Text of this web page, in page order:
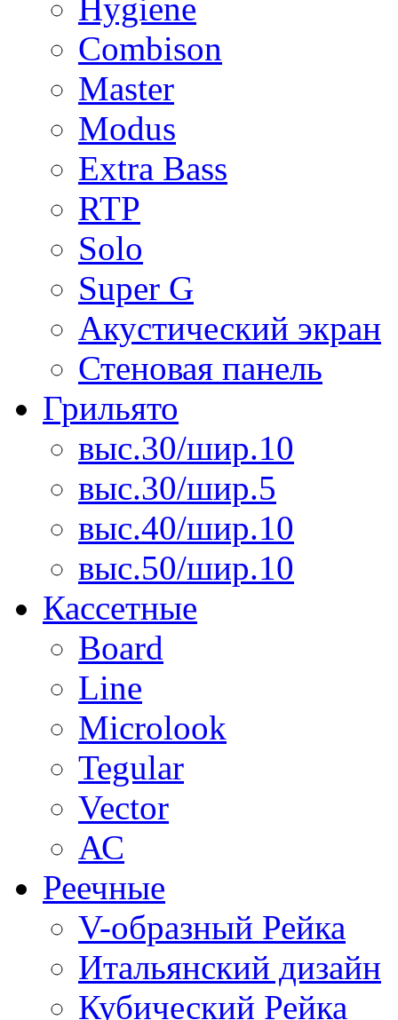
Hygiene
Combison
Master
Modus
Extra Bass
RTP
Solo
Super G
Акустический экран
Стеновая панель
Грильято
выс.30/шир.10
выс.30/шир.5
выс.40/шир.10
выс.50/шир.10
Кассетные
Board
Line
Microlook
Tegular
Vector
АС
Реечные
V-образный Рейка
Итальянский дизайн
Кубический Рейка